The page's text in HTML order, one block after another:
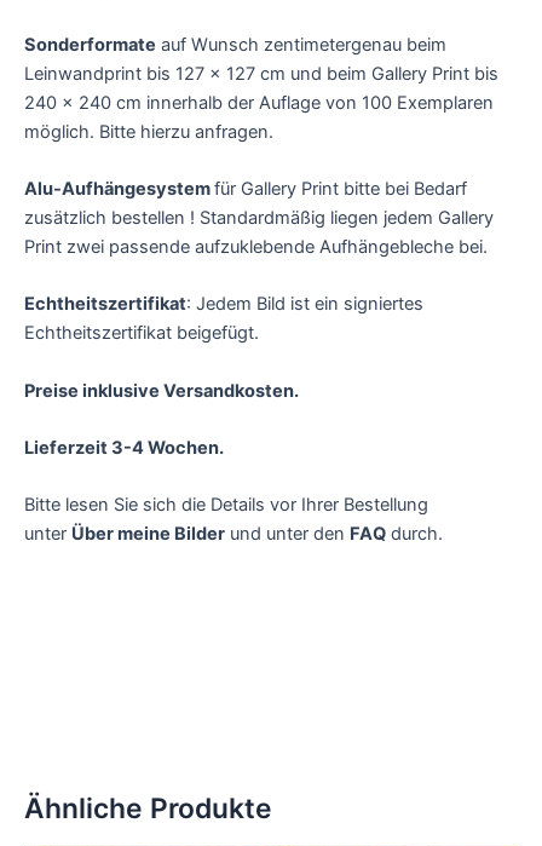
Sonderformate auf Wunsch zentimetergenau beim
Leinwandprint bis 127 x 127 cm und beim Gallery Print bis
240 x 240 cm innerhalb der Auflage von 100 Exemplaren
möglich. Bitte hierzu anfragen.
Alu-Aufhängesystemfür Gallery Print bitte bei Bedarf
zusätzlich bestellen ! Standardmäßig liegen jedem Gallery
Print zwei passende aufzuklebende Aufhängebleche bei.
Echtheitszertifikat: Jedem Bild ist ein signiertes
Echtheitszertifikat beigefügt.
Preise inklusive Versandkosten.
Lieferzeit 3-4 Wochen.
Bitte lesen Sie sich die Details vor Ihrer Bestellung
unter Über meine Bilder und unter den FAQ durch.
Ähnliche Produkte